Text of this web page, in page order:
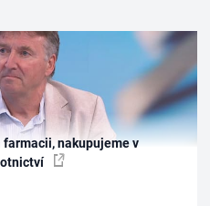
farmacii, nakupujeme v